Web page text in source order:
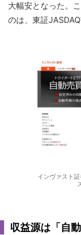
大幅安となった。
のは、東証
インヴァスト
収益源は「自